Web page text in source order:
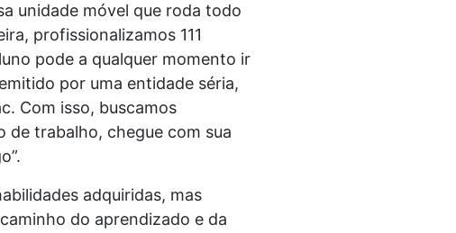
unidade móvel que roda todo
profissionalizamos 111
pode a qualquer momento ir
por uma entidade séria,
Com isso, buscamos
de trabalho, chegue com sua
adquiridas, mas
do aprendizado e da